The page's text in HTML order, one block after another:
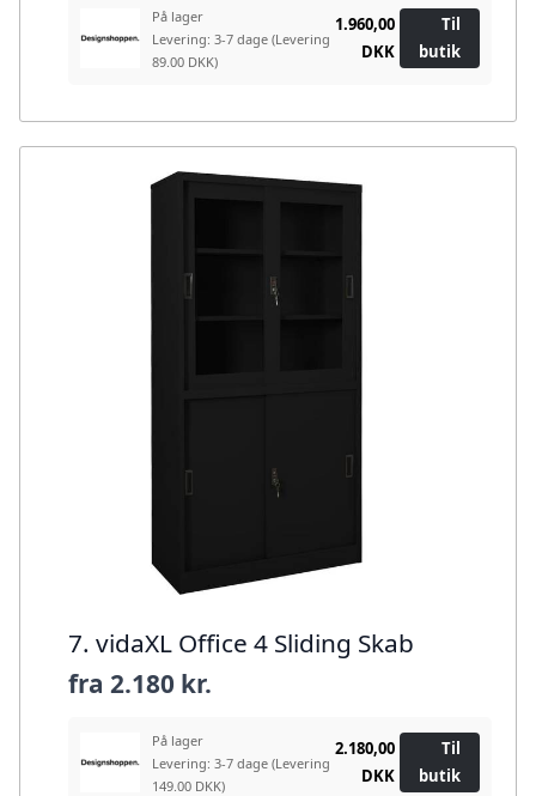
På lager
Levering: 3-7 dage (Levering
89.00 DKK)
1.960,00
DKK
Til
butik
7. vidaXL Office 4 Sliding Skab
fra 2.180 kr.
På lager
Levering: 3-7 dage (Levering
149.00 DKK)
2.180,00
DKK
Til
butik